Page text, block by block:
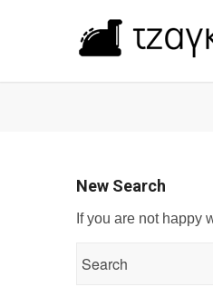
New Search
If you are not happy